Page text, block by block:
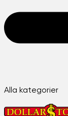
Alla kategorier